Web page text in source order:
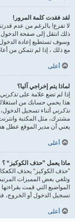
لقد فقدت كلمة المرور!
لا تفزع! بالرغم من عدم
ذلك انتقل إلى صفحة
وسوف تستطيع إعادة
مع ذلك ، إذا لم تتمكن من
أعلى
لماذا يتم إخراجي آليا؟
إذا لم تضع علامة علىتذكرني
هذا يحمي حسابك من
تذكرني أثناء تسجيل
مشترك، مثل المكتبة
يعني أن مدير الموقع عطل
أعلى
ماذا يعمل ”حذف الكوكيز“ ؟
”حذف الكوكيز“ يحذف
وتلغي بعض المميزات
المواضيع التي قمت
تسجيل الدخول أو الخروج،
أعلى